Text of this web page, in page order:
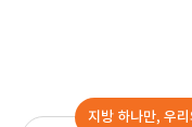
지방 하나만, 우